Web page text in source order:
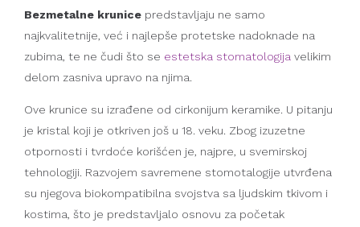
Bezmetalne krunice predstavljaju ne samo
najkvalitetnije, već i najlepše protetske nadoknade na
zubima, te ne čudi što se estetska stomatologija velikim
delom zasniva upravo na njima.
Ove krunice su izrađene od cirkonijum keramike. U pitanju
je kristal koji je otkriven još u 18. veku. Zbog izuzetne
otpornosti i tvrdoće korišćen je, najpre, u svemirskoj
tehnologiji. Razvojem savremene stomotalogije utvrđena
su njegova biokompatibilna svojstva sa ljudskim tkivom i
kostima, što je predstavljalo osnovu za početak